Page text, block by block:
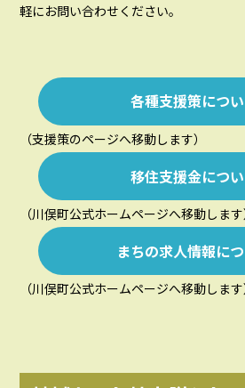
軽にお問い合わせください。
各種支援策につい
（支援策のページへ移動します）
移住支援金につい
（川俣町公式ホームページへ移動します
まちの求人情報につ
（川俣町公式ホームページへ移動します